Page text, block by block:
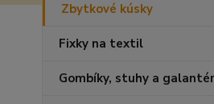
Zbytkové kúsky
Fixky na textil
Gombíky, stuhy a